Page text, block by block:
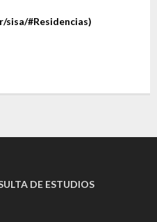
sisa/#Residencias)
DE ESTUDIOS